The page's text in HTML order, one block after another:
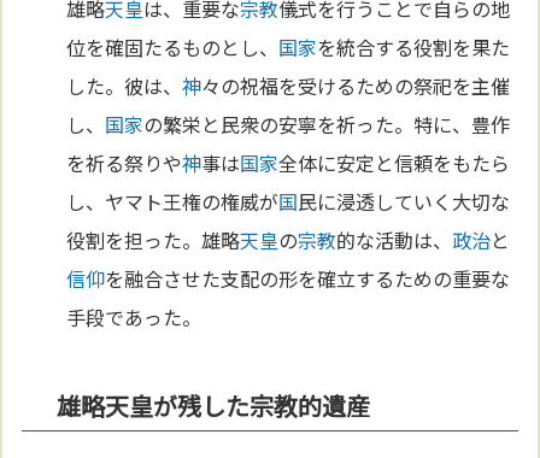
雄略天皇は、重要な宗教儀式を行うことで自らの地
位を確固たるものとし、 国家を統合する役割を果た
した。彼は、神々の祝福を受けるための祭祀を主催
し、 国家の繁栄と民衆の安寧を祈った。特に、豊作
を祈る祭りや神事は国家全体に安定と信頼をもたら
し、ヤマト王権の権威が国民に浸透していく大切な
役割を担った。雄略天皇の宗教的な活動は、 政治と
信仰を融合させた支配の形を確立するための重要な
手段であった。
雄略天皇が残した宗教的遺産